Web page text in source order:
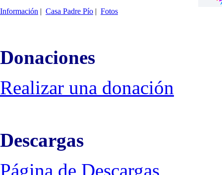
Información | Casa Padre Pío | Fotos
Donaciones
Realizar una donación
Descargas
Página de Descargas